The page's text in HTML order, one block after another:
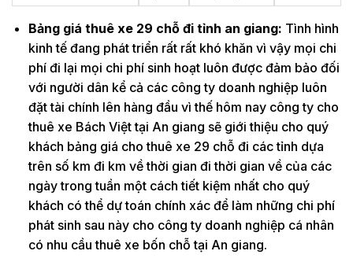
Bảng giá thuê xe 29 chỗ đi tỉnh an giang: Tình hình
kinh tế đang phát triển rất rất khó khăn vì vậy mọi chi
phí đi lại mọi chi phí sinh hoạt luôn được đảm bảo đối
với người dân kể cả các công ty doanh nghiệp luôn
đặt tài chính lên hàng đầu vì thế hôm nay công ty cho
thuê xe Bách Việt tại An giang sẽ giới thiệu cho quý
khách bảng giá cho thuê xe 29 chỗ đi các tỉnh dựa
trên số km đi km về thời gian đi thời gian về của các
ngày trong tuần một cách tiết kiệm nhất cho quý
khách có thể dự toán chính xác để làm những chi phí
phát sinh sau này cho công ty doanh nghiệp cá nhân
có nhu cầu thuê xe bốn chỗ tại An giang.